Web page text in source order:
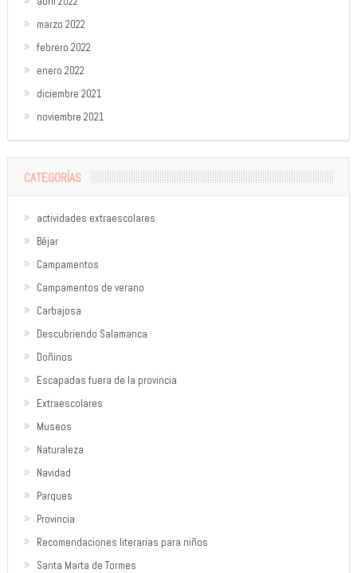
marzo 2022
febrero 2022
enero 2022
diciembre 2021
noviembre 2021
CATEGORÍAS
actividades extraescolares
Béjar
Campamentos
Campamentos de verano
Carbajosa
Descubriendo Salamanca
Doñinos
Escapadas fuera de la provincia
Extraescolares
Museos
Naturaleza
Navidad
Parques
Provincia
Recomendaciones literarias para niños
Santa Marta de Tormes